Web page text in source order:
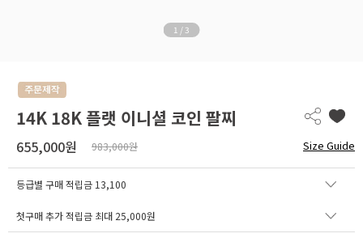
1 / 3
14K 18K 플랫 이니셜 코인 팔찌
655,000원 983,000원 Size Guide
등급별 구매 적립금 13,100
첫구매 추가 적립금 최대 25,000원